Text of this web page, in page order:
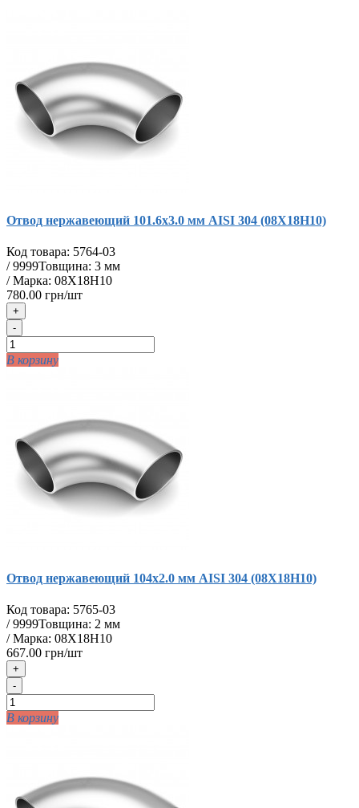
Отвод нержавеющий 101.6х3.0 мм AISI 304 (08Х18Н10)
Код товара: 5764-03
/9999Товщина: 3 мм
/ Марка: 08Х18Н10
780.00 грн/шт
+
-
В корзину
Отвод нержавеющий 104х2.0 мм AISI 304 (08Х18Н10)
Код товара: 5765-03
/9999Товщина: 2 мм
/ Марка: 08Х18Н10
667.00 грн/шт
+
-
В корзину